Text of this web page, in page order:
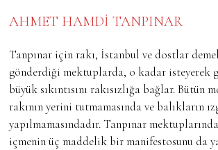
AHMET HAMDİ TANPINAR
Tanpınar için rakı, İstanbul ve dostlar
gönderdiği mektuplarda, o kadar isteyerek
büyük sıkıntısını rakısızlığa bağlar. Bütün
rakının yerini tutmamasında ve balıkların
yapılmamasındadır. Tanpınar
içmenin üç maddelik bir manifestosunu da